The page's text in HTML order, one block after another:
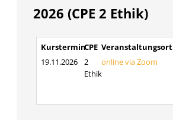
2026 (CPE 2 Ethik)
KursterminCPE Veranstaltungsort
19.11.2026
2
Ethik
online via Zoom